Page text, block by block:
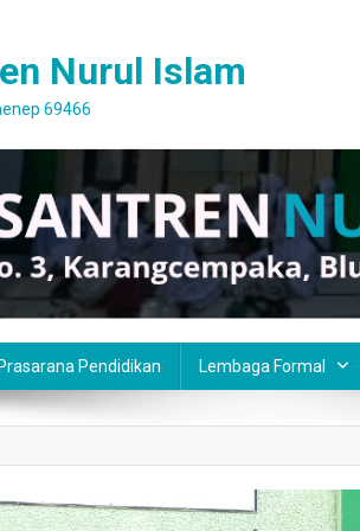
Nurul Islam
69466
Pendidikan Lembaga Formal